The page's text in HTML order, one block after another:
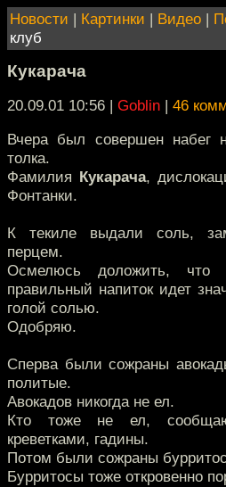
Новости | Картинки | Видео |
клуб
Кукарача
20.09.01 10:56 | Goblin | 46
Вчера был совершен набег
толка.
Фамилия Кукарача,
Фонтанки.
К текиле выдали соль,
перцем.
Осмелюсь доложить, что
правильный напиток идет
голой солью.
Одобряю.
Сперва были сожраны
политые.
Авокадов никогда не ел.
Кто тоже не ел,
креветками, гадины.
Потом были сожраны
Бурритосы тоже откровенно